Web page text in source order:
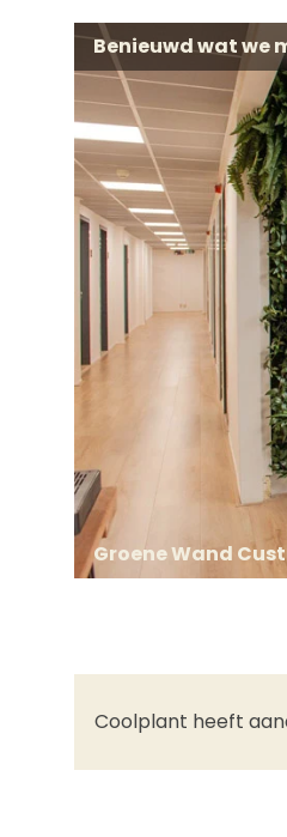
Benieuwd wat we
Groene Wand
Coolplant heeft